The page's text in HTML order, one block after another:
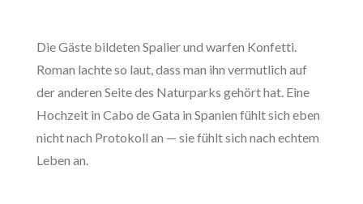
Die Gäste bildeten Spalier und warfen Konfetti.
Roman lachte so laut, dass man ihn vermutlich auf
der anderen Seite des Naturparks gehört hat. Eine
Hochzeit in Cabo de Gata in Spanien fühlt sich eben
nicht nach Protokoll an — sie fühlt sich nach echtem
Leben an.